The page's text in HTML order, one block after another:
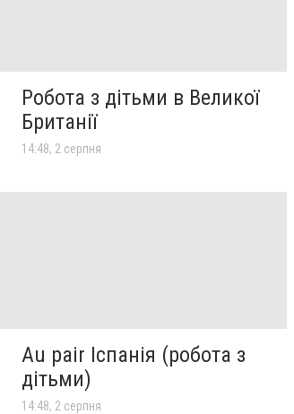
Робота з дітьми в Великої
Британії
14:48, 2 серпня
Au pair Іспанія (робота з
дітьми)
14:48, 2 серпня